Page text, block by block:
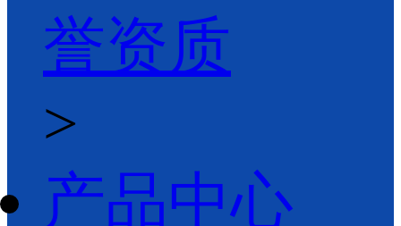
誉资质
>
产品中心